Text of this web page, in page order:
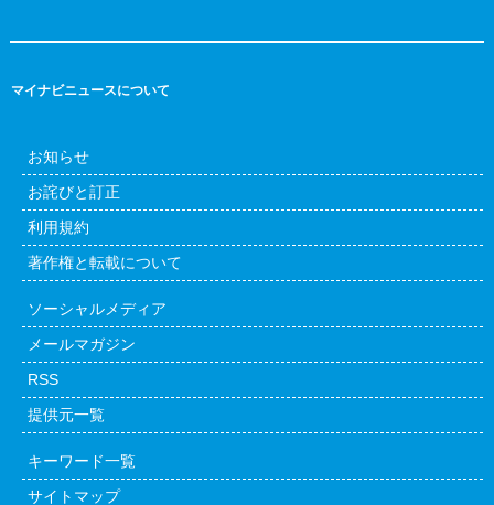
マイナビニュースについて
お知らせ
お詫びと訂正
利用規約
著作権と転載について
ソーシャルメディア
メールマガジン
RSS
提供元一覧
キーワード一覧
サイトマップ